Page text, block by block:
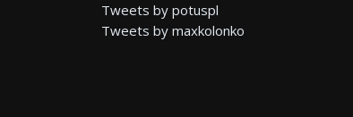
Tweets by potuspl
Tweets by maxkolonko